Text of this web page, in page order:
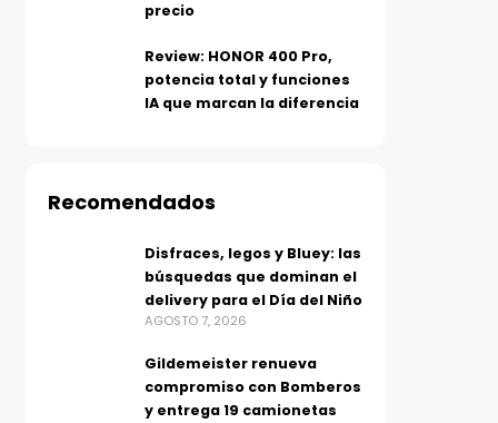
precio
Review: HONOR 400 Pro,
potencia total y funciones
IA que marcan la diferencia
Recomendados
Disfraces, legos y Bluey: las
búsquedas que dominan el
delivery para el Día del Niño
AGOSTO 7, 2026
Gildemeister renueva
compromiso con Bomberos
y entrega 19 camionetas